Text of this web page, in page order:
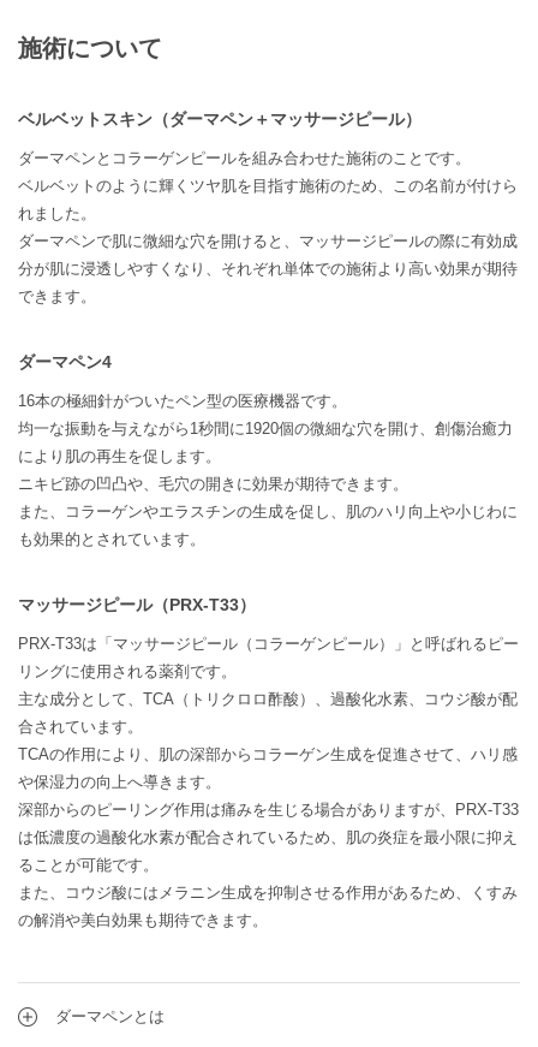
施術について
ベルベットスキン（ダーマペン＋マッサージピール）
ダーマペンとコラーゲンピールを組み合わせた施術のことです。
ベルベットのように輝くツヤ肌を目指す施術のため、この名前が付けら
れました。
ダーマペンで肌に微細な穴を開けると、マッサージピールの際に有効成
分が肌に浸透しやすくなり、それぞれ単体での施術より高い効果が期待
できます。
ダーマペン4
16本の極細針がついたペン型の医療機器です。
均一な振動を与えながら1秒間に1920個の微細な穴を開け、創傷治癒力
により肌の再生を促します。
ニキビ跡の凹凸や、毛穴の開きに効果が期待できます。
また、コラーゲンやエラスチンの生成を促し、肌のハリ向上や小じわに
も効果的とされています。
マッサージピール（PRX-T33）
PRX-T33は「マッサージピール（コラーゲンピール）」と呼ばれるピー
リングに使用される薬剤です。
主な成分として、TCA（トリクロロ酢酸）、過酸化水素、コウジ酸が配
合されています。
TCAの作用により、肌の深部からコラーゲン生成を促進させて、ハリ感
や保湿力の向上へ導きます。
深部からのピーリング作用は痛みを生じる場合がありますが、PRX-T33
は低濃度の過酸化水素が配合されているため、肌の炎症を最小限に抑え
ることが可能です。
また、コウジ酸にはメラニン生成を抑制させる作用があるため、くすみ
の解消や美白効果も期待できます。
ダーマペンとは